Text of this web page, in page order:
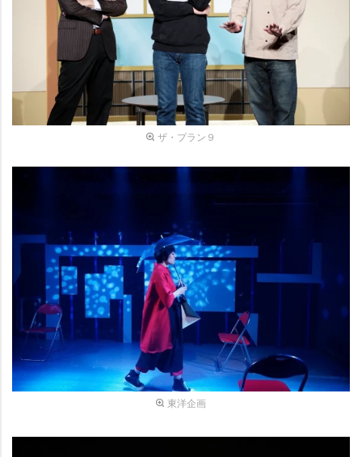
ザ・プラン９
東洋企画